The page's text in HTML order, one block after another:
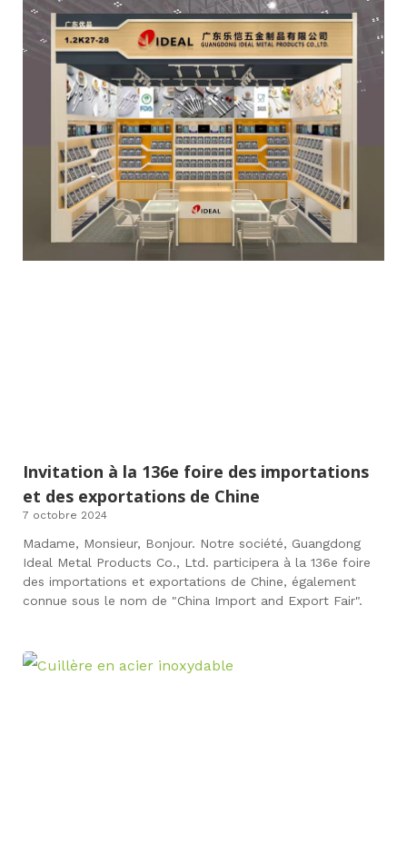
Invitation à la 136e foire des importations
et des exportations de Chine
7 octobre 2024
Madame, Monsieur, Bonjour. Notre société, Guangdong
Ideal Metal Products Co., Ltd. participera à la 136e foire
des importations et exportations de Chine, également
connue sous le nom de "China Import and Export Fair".